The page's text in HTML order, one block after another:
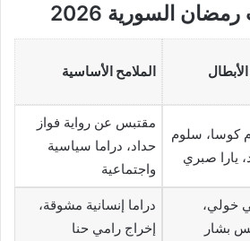
السورية 2026
الملامح الأساسية
كوسا، سلوم
يارا صبري
مقتبس عن رواية فواز
حداد، دراما سياسية
واجتماعية
خولي،
بشار
دراما إنسانية مشوقة،
إخراج رامي حنا